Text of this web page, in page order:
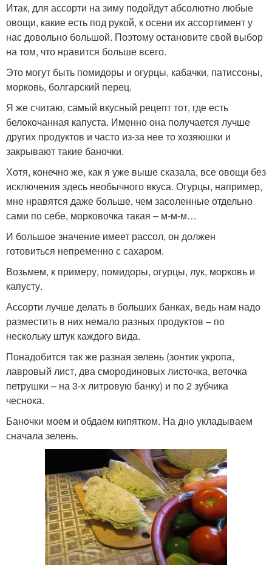
Итак, для ассорти на зиму подойдут абсолютно любые
овощи, какие есть под рукой, к осени их ассортимент у
нас довольно большой. Поэтому остановите свой выбор
на том, что нравится больше всего.
Это могут быть помидоры и огурцы, кабачки, патиссоны,
морковь, болгарский перец.
Я же считаю, самый вкусный рецепт тот, где есть
белокочанная капуста. Именно она получается лучше
других продуктов и часто из-за нее то хозяюшки и
закрывают такие баночки.
Хотя, конечно же, как я уже выше сказала, все овощи без
исключения здесь необычного вкуса. Огурцы, например,
мне нравятся даже больше, чем засоленные отдельно
сами по себе, морковочка такая – м-м-м…
И большое значение имеет рассол, он должен
готовиться непременно с сахаром.
Возьмем, к примеру, помидоры, огурцы, лук, морковь и
капусту.
Ассорти лучше делать в больших банках, ведь нам надо
разместить в них немало разных продуктов – по
нескольку штук каждого вида.
Понадобится так же разная зелень (зонтик укропа,
лавровый лист, два смородиновых листочка, веточка
петрушки – на 3-х литровую банку) и по 2 зубчика
чеснока.
Баночки моем и обдаем кипятком. На дно укладываем
сначала зелень.